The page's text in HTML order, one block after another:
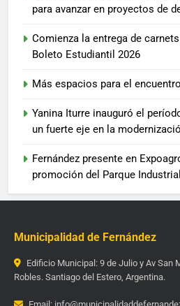
para avanzar en proyectos de
Comienza la entrega de
Boleto Estudiantil 2026
Más espacios para el
Yanina Iturre inauguró el
un fuerte eje en la
Fernández presente en
promoción del Parque
Municipalidad de Fernández
Edificio Municipal: 9 de Julio y Av San
Robles. Santiago del Estero, Argentina.